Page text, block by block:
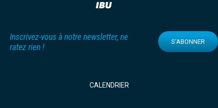
Inscrivez-vous à notre newsletter, ne
ratez rien !
S'ABONNER
CALENDRIER